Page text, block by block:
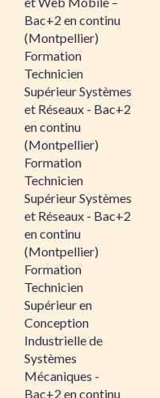
Bac+2 en continu
(Montpellier)
Formation
Technicien
Supérieur Systèmes
et Réseaux - Bac+2
en continu
(Montpellier)
Formation
Technicien
Supérieur Systèmes
et Réseaux - Bac+2
en continu
(Montpellier)
Formation
Technicien
Supérieur en
Conception
Industrielle de
Systèmes
Mécaniques -
Bac+2 en continu